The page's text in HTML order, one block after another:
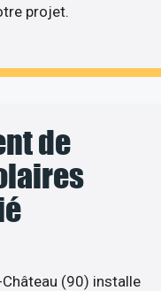
projet.
de
(90) installe